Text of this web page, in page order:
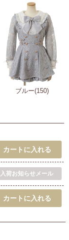
ブルー(150)